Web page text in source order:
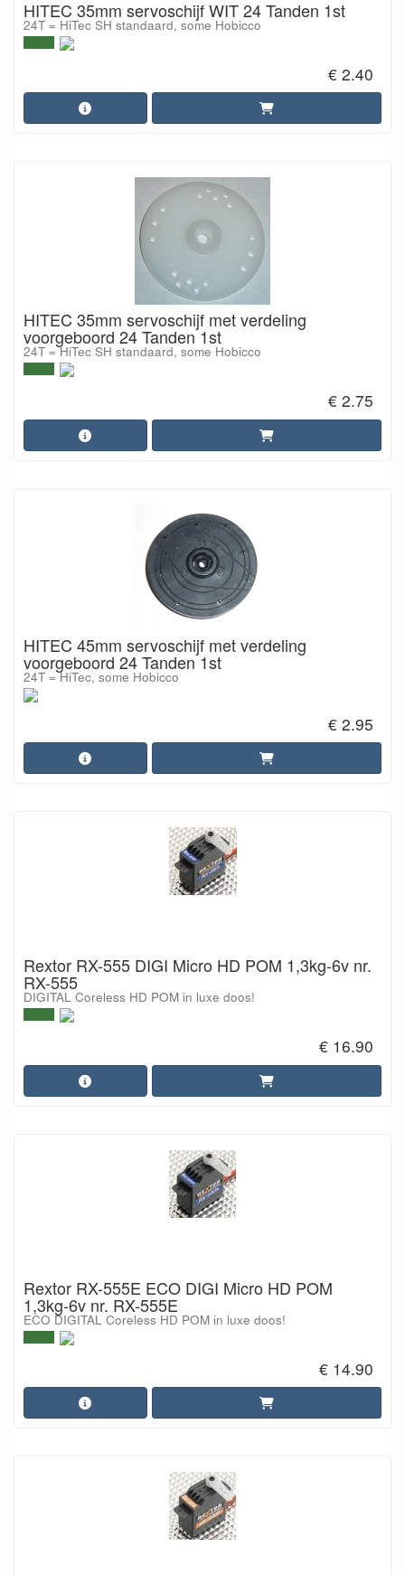
HITEC 35mm servoschijf WIT 24 Tanden 1st
24T = HiTec SH standaard, some Hobicco
€ 2.40
HITEC 35mm servoschijf met verdeling
voorgeboord 24 Tanden 1st
24T = HiTec SH standaard, some Hobicco
€ 2.75
HITEC 45mm servoschijf met verdeling
voorgeboord 24 Tanden 1st
24T = HiTec, some Hobicco
€ 2.95
Rextor RX-555 DIGI Micro HD POM 1,3kg-6v nr.
RX-555
DIGITAL Coreless HD POM in luxe doos!
€ 16.90
Rextor RX-555E ECO DIGI Micro HD POM
1,3kg-6v nr. RX-555E
ECO DIGITAL Coreless HD POM in luxe doos!
€ 14.90